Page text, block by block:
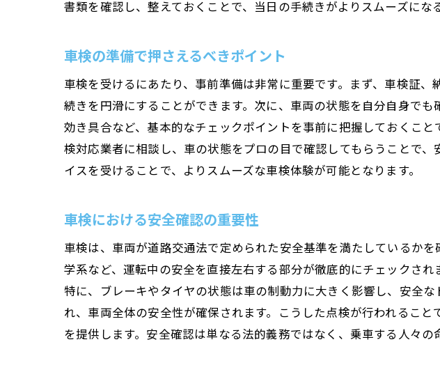
事前に必要
車検にかか
車検を受け
車検前にで
車検後のメ
車検を通じ
車検が快適
車検後の車
車検と保険
書類を確認し、整えておくことで、当日の手続きがよりスムーズにな
車検の準備で押さえるべきポイント
車検を受けるにあたり、事前準備は非常に重要です。まず、車検証
続きを円滑にすることができます。次に、車両の状態を自分自身で
効き具合など、基本的なチェックポイントを事前に把握しておくこ
検対応業者に相談し、車の状態をプロの目で確認してもらうことで
イスを受けることで、よりスムーズな車検体験が可能となります。
車検における安全確認の重要性
車検は、車両が道路交通法で定められた安全基準を満たしているか
学系など、運転中の安全を直接左右する部分が徹底的にチェックさ
特に、ブレーキやタイヤの状態は車の制動力に大きく影響し、安全
れ、車両全体の安全性が確保されます。こうした点検が行われるこ
を提供します。安全確認は単なる法的義務ではなく、乗車する人々の